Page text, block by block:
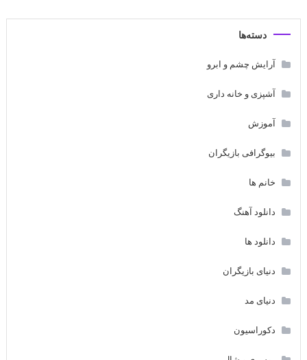
دسته‌ها
آرایش چشم و ابرو
آشپزی و خانه داری
آموزش
بیوگرافی بازیگران
خانم ها
دانلود آهنگ
دانلود ها
دنیای بازیگران
دنیای مد
دکوراسیون